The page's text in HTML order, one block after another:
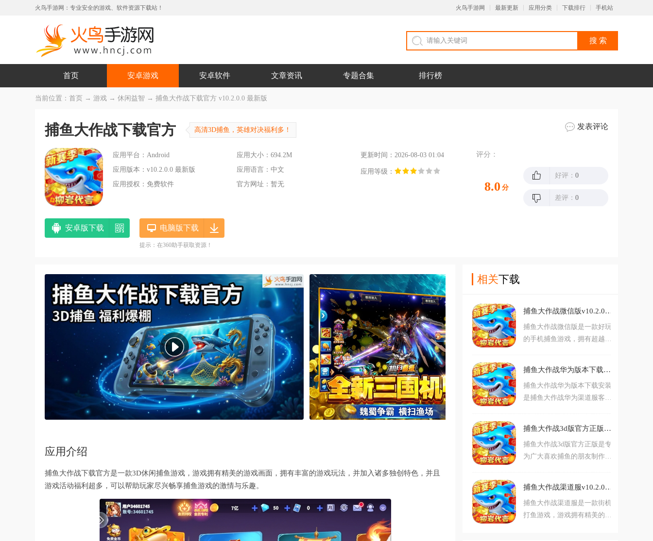
火鸟手游网：专业安全的游戏、软件资源下载站！ 火鸟手游网 最新更新 应用分类 下载排行 手机站
首页 安卓游戏 安卓软件 文章资讯 专题合集 排行榜
当前位置： 首页 → 游戏 → 休闲益智 → 捕鱼大作战下载官方 v10.2.0.0 最新版
捕鱼大作战下载官方 高清3D捕鱼，英雄对决福利多！ 发表评论
应用平台：Android 应用大小：694.2M
更新时间：2026-08-03 01:04
应用版本：v10.2.0.0 最新版
应用语言：中文
应用等级：
应用授权：免费软件
官方网址：暂无
评分：
8.0 分
好评： 0
差评： 0
安卓版下载 电脑版下载
提示：在360助手获取资源！
应用介绍
捕鱼大作战下载官方是一款3D休闲捕鱼游戏，游戏拥有精美的游戏画面，拥有丰富的游戏玩法，并加入诸多独创特色，并且
游戏活动福利超多，可以帮助玩家尽兴畅享捕鱼游戏的激情与乐趣。
相关下载
捕鱼大作战微信版v10.2.0.0 最新版
捕鱼大作战微信版是一款好玩
的手机捕鱼游戏，拥有超越诸
多，还拥有诸多明星代言及力
荐，可以给予玩家更刺激有趣
的游戏体验，赶紧下载，畅享
捕鱼大作战华为版本下载安装v10.2.0.0 最新版
捕鱼大作战华为版本下载安装
是捕鱼大作战华为渠道服客户
级精美酷炫的游戏画面，还拥
有超多的活动及福利，并且游
戏爆率超高，可以让玩家随时
捕鱼大作战3d版官方正版v10.2.0.0 安卓版
捕鱼大作战3d版官方正版是专
为广大喜欢捕鱼的朋友制作的
玩法，并且捕鱼爆率高，还拥
有不断更新的活动福利，游戏
内容也丰富多彩，可以让玩家
捕鱼大作战渠道服v10.2.0.0 最新版
捕鱼大作战渠道服是一款街机
打鱼游戏，游戏拥有精美的海